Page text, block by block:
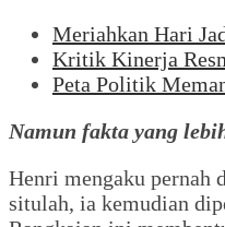
Meriahkan Hari
Kritik Kinerja
Peta Politik
Namun fakta yang
Henri mengaku pernah
situlah, ia kemudian